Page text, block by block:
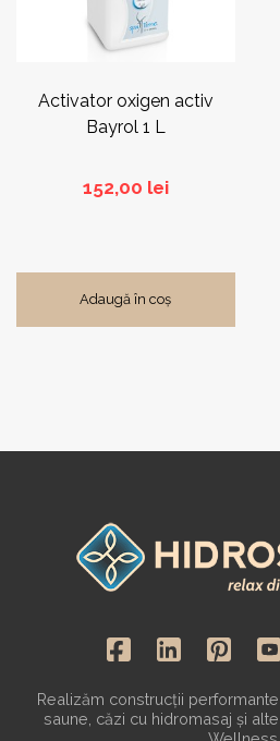
Activator oxigen activ
Bayrol 1 L
152,00 lei
Adaugă în coș
Realizăm construcții
saune, căzi cu hidromasaj și